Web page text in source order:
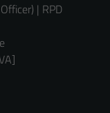
| RPD